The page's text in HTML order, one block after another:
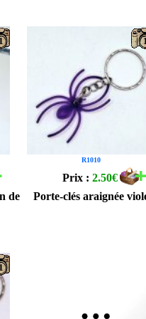
de
R1010
Prix :2.50€
Porte-clés araignée